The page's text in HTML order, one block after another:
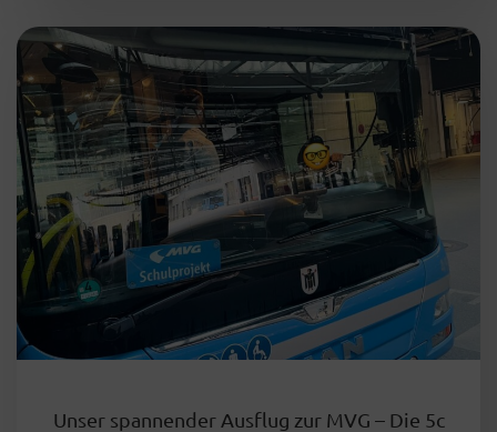
Unser spannender Ausflug zur MVG – Die 5c